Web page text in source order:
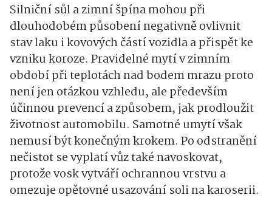
Silniční sůl a zimní špína mohou při
dlouhodobém působení negativně ovlivnit
stav laku i kovových částí vozidla a přispět ke
vzniku koroze. Pravidelné mytí v zimním
období při teplotách nad bodem mrazu proto
není jen otázkou vzhledu, ale především
účinnou prevencí a způsobem, jak prodloužit
životnost automobilu. Samotné umytí však
nemusí být konečným krokem. Po odstranění
nečistot se vyplatí vůz také navoskovat,
protože vosk vytváří ochrannou vrstvu a
omezuje opětovné usazování soli na karoserii.